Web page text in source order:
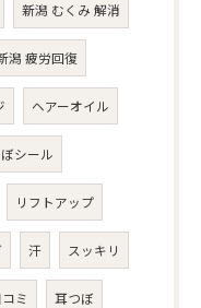
新潟 むくみ 解消
潟 疲労回復
ヘアーオイル
シール
リフトアップ
汗 スッキリ
ミ 耳つぼ